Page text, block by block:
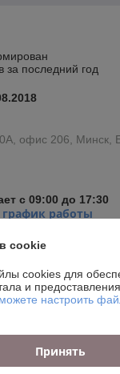
за последний год
офис 206, Минск,
с 09:00 до 17:30
график работы
время
cookie
cookies для
и
настроить
Принять